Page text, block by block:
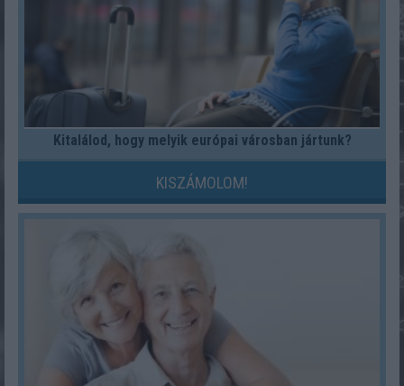
Kitalálod, hogy melyik európai városban jártunk?
KISZÁMOLOM!